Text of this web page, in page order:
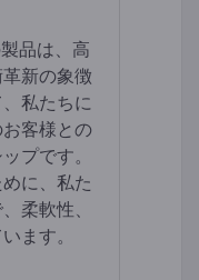
品は、高
新の象徴
私たちに
客様との
プです。
に、私た
柔軟性、
ます。